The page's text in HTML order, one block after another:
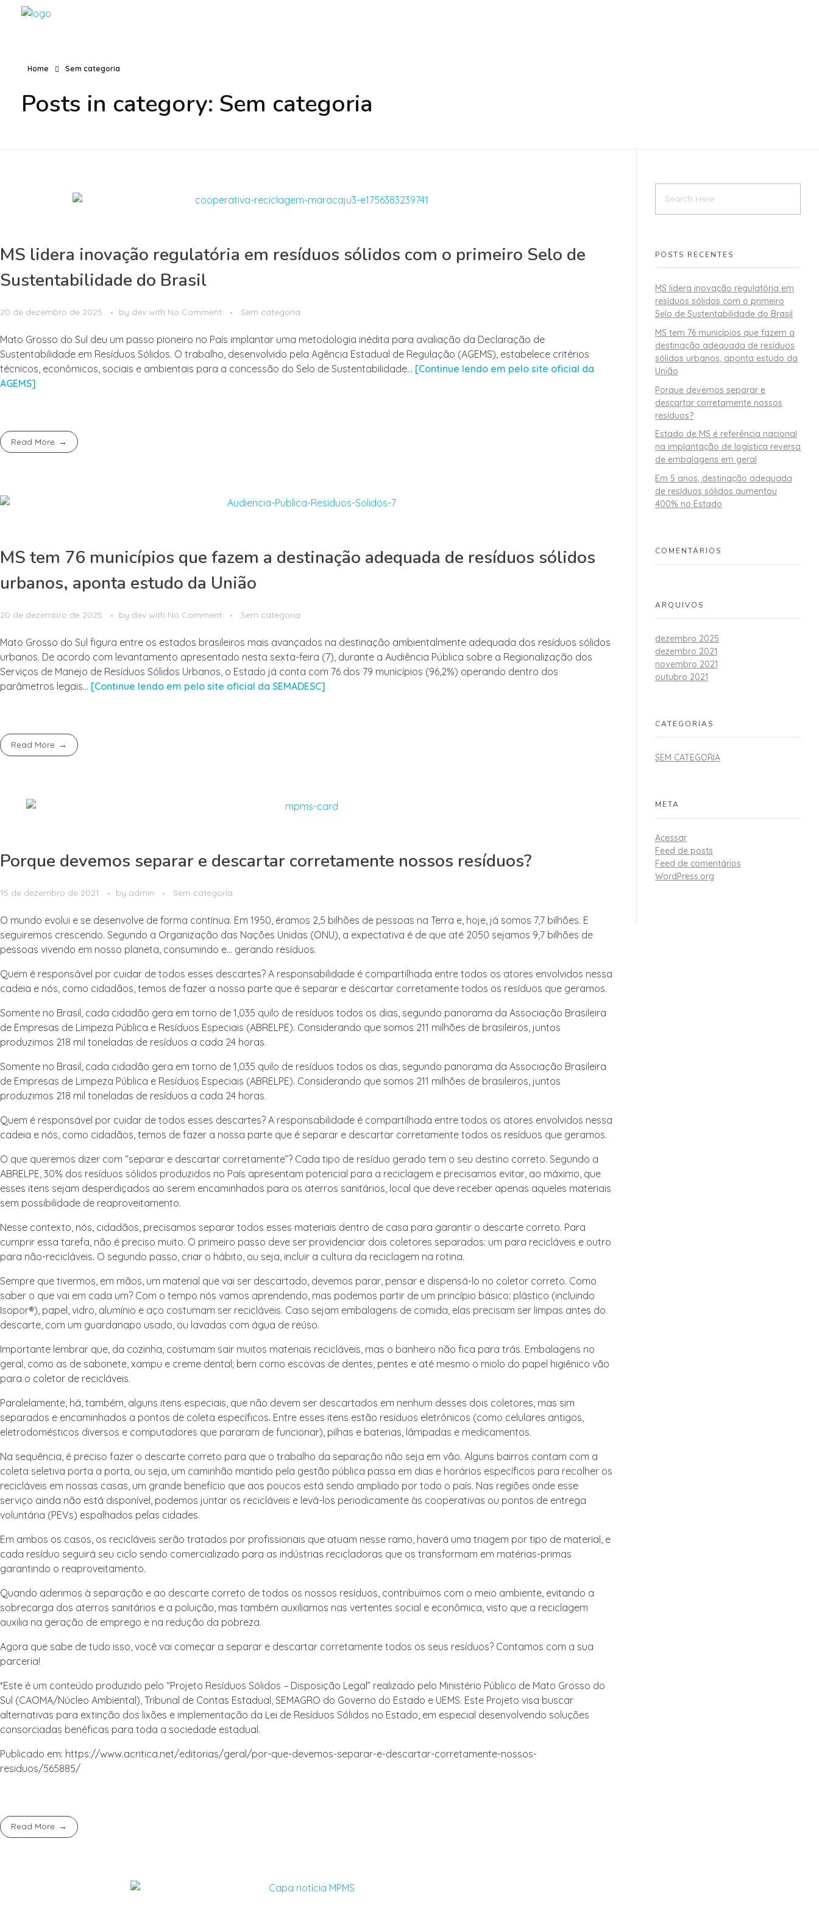
Home Sem categoria
Posts in category: Sem categoria
MS lidera inovação regulatória em resíduos sólidos com o primeiro Selo de
Sustentabilidade do Brasil
20 de dezembro de 2025 by dev with No Comment Sem categoria
Mato Grosso do Sul deu um passo pioneiro no País implantar uma metodologia inédita para avaliação da Declaração de
Sustentabilidade em Resíduos Sólidos. O trabalho, desenvolvido pela Agência Estadual de Regulação (AGEMS), estabelece critérios
técnicos, econômicos, sociais e ambientais para a concessão do Selo de Sustentabilidade… [Continue lendo em pelo site oficial da
AGEMS]
Read More
MS tem 76 municípios que fazem a destinação adequada de resíduos sólidos
urbanos, aponta estudo da União
20 de dezembro de 2025 by dev with No Comment Sem categoria
Mato Grosso do Sul figura entre os estados brasileiros mais avançados na destinação ambientalmente adequada dos resíduos sólidos
urbanos. De acordo com levantamento apresentado nesta sexta-feira (7), durante a Audiência Pública sobre a Regionalização dos
Serviços de Manejo de Resíduos Sólidos Urbanos, o Estado já conta com 76 dos 79 municípios (96,2%) operando dentro dos
parâmetros legais… [Continue lendo em pelo site oficial da SEMADESC]
Read More
Porque devemos separar e descartar corretamente nossos resíduos?
15 de dezembro de 2021 by admin Sem categoria
O mundo evolui e se desenvolve de forma contínua. Em 1950, éramos 2,5 bilhões de pessoas na Terra e, hoje, já somos 7,7 bilhões. E
seguiremos crescendo. Segundo a Organização das Nações Unidas (ONU), a expectativa é de que até 2050 sejamos 9,7 bilhões de
pessoas vivendo em nosso planeta, consumindo e… gerando resíduos.
Quem é responsável por cuidar de todos esses descartes? A responsabilidade é compartilhada entre todos os atores envolvidos nessa
cadeia e nós, como cidadãos, temos de fazer a nossa parte que é separar e descartar corretamente todos os resíduos que geramos.
Somente no Brasil, cada cidadão gera em torno de 1,035 quilo de resíduos todos os dias, segundo panorama da Associação Brasileira
de Empresas de Limpeza Pública e Resíduos Especiais (ABRELPE). Considerando que somos 211 milhões de brasileiros, juntos
produzimos 218 mil toneladas de resíduos a cada 24 horas.
Somente no Brasil, cada cidadão gera em torno de 1,035 quilo de resíduos todos os dias, segundo panorama da Associação Brasileira
de Empresas de Limpeza Pública e Resíduos Especiais (ABRELPE). Considerando que somos 211 milhões de brasileiros, juntos
produzimos 218 mil toneladas de resíduos a cada 24 horas.
Quem é responsável por cuidar de todos esses descartes? A responsabilidade é compartilhada entre todos os atores envolvidos nessa
cadeia e nós, como cidadãos, temos de fazer a nossa parte que é separar e descartar corretamente todos os resíduos que geramos.
O que queremos dizer com “separar e descartar corretamente”? Cada tipo de resíduo gerado tem o seu destino correto. Segundo a
ABRELPE, 30% dos resíduos sólidos produzidos no País apresentam potencial para a reciclagem e precisamos evitar, ao máximo, que
esses itens sejam desperdiçados ao serem encaminhados para os aterros sanitários, local que deve receber apenas aqueles materiais
sem possibilidade de reaproveitamento.
Nesse contexto, nós, cidadãos, precisamos separar todos esses materiais dentro de casa para garantir o descarte correto. Para
cumprir essa tarefa, não é preciso muito. O primeiro passo deve ser providenciar dois coletores separados: um para recicláveis e outro
para não-recicláveis. O segundo passo, criar o hábito, ou seja, incluir a cultura da reciclagem na rotina.
Sempre que tivermos, em mãos, um material que vai ser descartado, devemos parar, pensar e dispensá-lo no coletor correto. Como
saber o que vai em cada um? Com o tempo nós vamos aprendendo, mas podemos partir de um princípio básico: plástico (incluindo
Isopor®), papel, vidro, alumínio e aço costumam ser recicláveis. Caso sejam embalagens de comida, elas precisam ser limpas antes do
descarte, com um guardanapo usado, ou lavadas com água de reúso.
Importante lembrar que, da cozinha, costumam sair muitos materiais recicláveis, mas o banheiro não fica para trás. Embalagens no
geral, como as de sabonete, xampu e creme dental; bem como escovas de dentes, pentes e até mesmo o miolo do papel higiênico vão
para o coletor de recicláveis.
Paralelamente, há, também, alguns itens especiais, que não devem ser descartados em nenhum desses dois coletores, mas sim
separados e encaminhados a pontos de coleta específicos. Entre esses itens estão resíduos eletrônicos (como celulares antigos,
eletrodomésticos diversos e computadores que pararam de funcionar), pilhas e baterias, lâmpadas e medicamentos.
Na sequência, é preciso fazer o descarte correto para que o trabalho da separação não seja em vão. Alguns bairros contam com a
coleta seletiva porta a porta, ou seja, um caminhão mantido pela gestão pública passa em dias e horários específicos para recolher os
recicláveis em nossas casas, um grande benefício que aos poucos está sendo ampliado por todo o país. Nas regiões onde esse
serviço ainda não está disponível, podemos juntar os recicláveis e levá-los periodicamente às cooperativas ou pontos de entrega
voluntária (PEVs) espalhados pelas cidades.
Em ambos os casos, os recicláveis serão tratados por profissionais que atuam nesse ramo, haverá uma triagem por tipo de material, e
cada resíduo seguirá seu ciclo sendo comercializado para as indústrias recicladoras que os transformam em matérias-primas
garantindo o reaproveitamento.
Quando aderimos à separação e ao descarte correto de todos os nossos resíduos, contribuímos com o meio ambiente, evitando a
sobrecarga dos aterros sanitários e a poluição, mas também auxiliamos nas vertentes social e econômica, visto que a reciclagem
auxilia na geração de emprego e na redução da pobreza.
Agora que sabe de tudo isso, você vai começar a separar e descartar corretamente todos os seus resíduos? Contamos com a sua
parceria!
*Este é um conteúdo produzido pelo “Projeto Resíduos Sólidos – Disposição Legal” realizado pelo Ministério Público de Mato Grosso do
Sul (CAOMA/Núcleo Ambiental), Tribunal de Contas Estadual, SEMAGRO do Governo do Estado e UEMS. Este Projeto visa buscar
alternativas para extinção dos lixões e implementação da Lei de Resíduos Sólidos no Estado, em especial desenvolvendo soluções
consorciadas benéficas para toda a sociedade estadual.
Publicado em: https://www.acritica.net/editorias/geral/por-que-devemos-separar-e-descartar-corretamente-nossos-
residuos/565885/
Read More
POSTS RECENTES
MS lidera inovação regulatória em
resíduos sólidos com o primeiro
Selo de Sustentabilidade do Brasil
MS tem 76 municípios que fazem a
destinação adequada de resíduos
sólidos urbanos, aponta estudo da
União
Porque devemos separar e
descartar corretamente nossos
resíduos?
Estado de MS é referência nacional
na implantação de logística reversa
de embalagens em geral
Em 5 anos, destinação adequada
de resíduos sólidos aumentou
400% no Estado
COMENTÁRIOS
ARQUIVOS
dezembro 2025
dezembro 2021
novembro 2021
outubro 2021
CATEGORIAS
SEM CATEGORIA
META
Acessar
Feed de posts
Feed de comentários
WordPress.org